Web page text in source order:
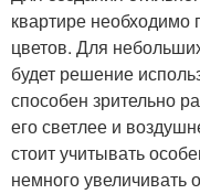
квартире необходимо
цветов. Для
будет решение
способен зрительно
его светлее и
стоит учитывать
немного увеличивать